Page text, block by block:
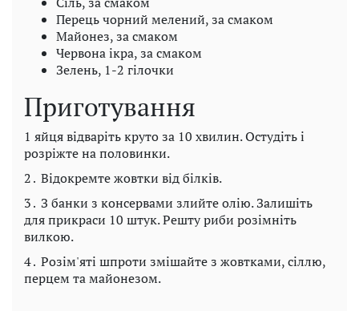
Перець чорний мелений, за смаком
Майонез, за ​​смаком
Червона ікра, за смаком
Зелень, 1-2 гілочки
Приготування
1 яйця відваріть круто за 10 хвилин. Остудіть і
розріжте на половинки.
2․ Відокремте жовтки від білків.
3․ З банки з консервами злийте олію. Залишіть
для прикраси 10 штук. Решту риби розімніть
вилкою.
4․ Розім'яті шпроти змішайте з жовтками, сіллю,
перцем та майонезом.